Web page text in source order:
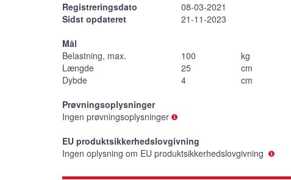
Registreringsdato
08-03-2021
Sidst opdateret
21-11-2023
Mål
Belastning, max.
100
kg
Længde
25
cm
Dybde
4
cm
Prøvningsoplysninger
Ingen prøvningsoplysninger
EU produktsikkerhedslovgivning
Ingen oplysning om EU produktsikkerhedslovgivning